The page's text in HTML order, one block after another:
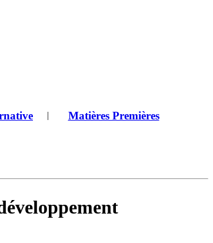
| Matières Premières